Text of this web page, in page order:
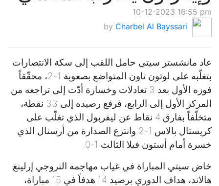
10-12-2023 16:55 pm
by Charbel Al Bayssari
عاد مانشستر سيتي حامل اللقب إلى سكة الانتصارات
بتغلّبه على لوتون تاون المتواضع بصعوبة 1-2، محقّقاً
فوزه الأول بعد 3 تعادلات وخسارة أدّت إلى تراجعه من
المركز الأول إلى الرابع، فرفع رصيده إلى 33 نقطة،
متخلّفاً بفارق 4 نقاط عن ليفربول الذي تغلّب على
كريستال بالاس 1-2 وانتزع الصدارة من أرسنال الذي
خسرة أمام أستون فيلا الثالث 1-0.
خاض سيتي المباراة في غياب مهاجمه النروجي إرلينغ
هالاند، هداف الدوري برصيد 14 هدفاً في 15 مباراة،